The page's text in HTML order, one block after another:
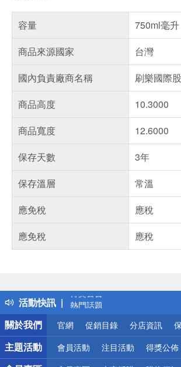
容量
750ml毫升
商品來源國家
台灣
國內負責廠商名稱
刷樂國際
商品高度
10.3000
商品寬度
12.6000
保存天數
3年
保存溫層
常溫
應免稅
應稅
應免稅
應稅
活動快訊
得獎公告
熱門話題
銀行優惠
偏遠地區配送
詐騙網頁！請小心！
關於我們
官網 促銷目錄 分店資訊
主題活動 會員活動 注目活動 得獎公佈